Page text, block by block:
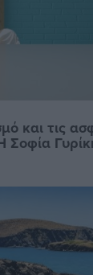
και τις
Σοφία